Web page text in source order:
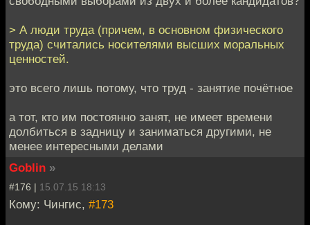
> А люди труда (причем, в основном физического
труда) считались носителями высших моральных
ценностей.
это всего лишь потому, что труд - занятие почётное
а тот, кто им постоянно занят, не имеет времени
долбиться в задницу и заниматься другими, не
менее интересными делами
Goblin »
#176 | 15.07.15 18:13
Кому: Чингиc, #173